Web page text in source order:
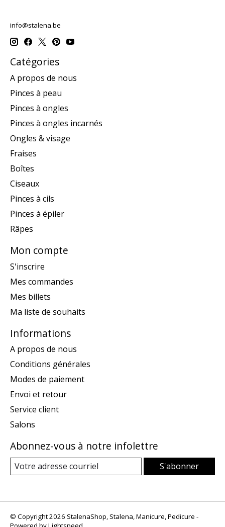
info@stalena.be
Catégories
A propos de nous
Pinces à peau
Pinces à ongles
Pinces à ongles incarnés
Ongles & visage
Fraises
Boîtes
Ciseaux
Pinces à cils
Pinces à épiler
Râpes
Mon compte
S'inscrire
Mes commandes
Mes billets
Ma liste de souhaits
Informations
A propos de nous
Conditions générales
Modes de paiement
Envoi et retour
Service client
Salons
Abonnez-vous à notre infolettre
S'abonner
© Copyright 2026 StalenaShop, Stalena, Manicure, Pedicure -